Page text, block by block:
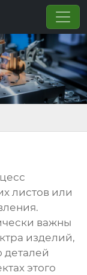
листов или
важны
изделий,
деталей
этого